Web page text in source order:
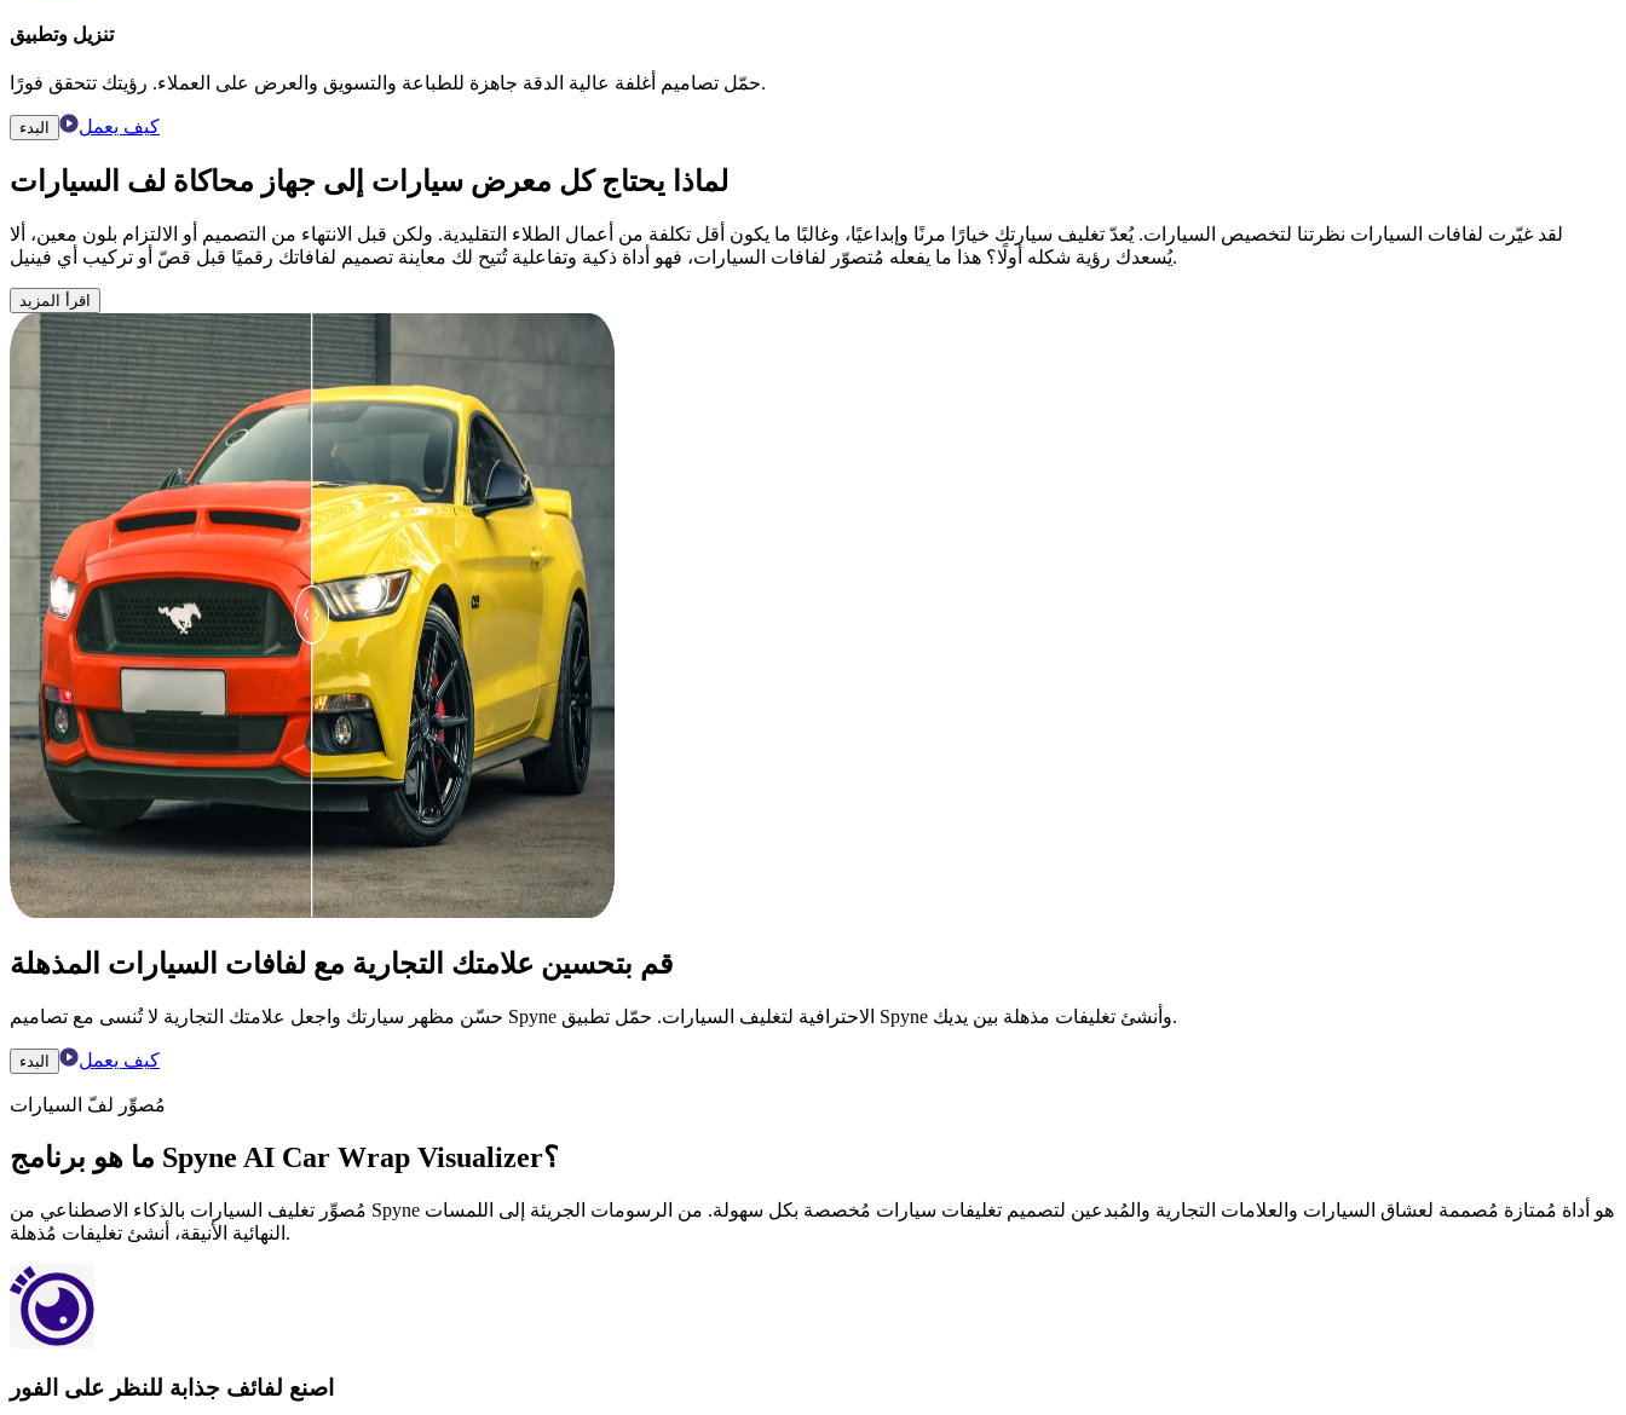
تنزيل وتطبيق
حمّل تصاميم أغلفة عالية الدقة جاهزة للطباعة والتسويق والعرض على العملاء. رؤيتك تتحقق فورًا.
البدء كيف يعمل
لماذا يحتاج كل معرض سيارات إلى جهاز محاكاة لف السيارات
لقد غيّرت لفافات السيارات نظرتنا لتخصيص السيارات. يُعدّ تغليف سيارتك خيارًا مرنًا وإبداعيًا، وغالبًا ما يكون أقل تكلفة من أعمال الطلاء التقليدية. ولكن قبل الانتهاء من التصميم أو الالتزام بلون معين، ألا
يُسعدك رؤية شكله أولًا؟ هذا ما يفعله مُتصوّر لفافات السيارات، فهو أداة ذكية وتفاعلية تُتيح لك معاينة تصميم لفافاتك رقميًا قبل قصّ أو تركيب أي فينيل.
اقرأ المزيد
قم بتحسين علامتك التجارية مع لفافات السيارات المذهلة
حسّن مظهر سيارتك واجعل علامتك التجارية لا تُنسى مع تصاميم Spyne الاحترافية لتغليف السيارات. حمّل تطبيق Spyne وأنشئ تغليفات مذهلة بين يديك.
البدء كيف يعمل
مُصوِّر لفّ السيارات
ما هو برنامج Spyne AI Car Wrap Visualizer؟
مُصوِّر تغليف السيارات بالذكاء الاصطناعي من Spyne هو أداة مُمتازة مُصممة لعشاق السيارات والعلامات التجارية والمُبدعين لتصميم تغليفات سيارات مُخصصة بكل سهولة. من الرسومات الجريئة إلى اللمسات
النهائية الأنيقة، أنشئ تغليفات مُذهلة.
اصنع لفائف جذابة للنظر على الفور